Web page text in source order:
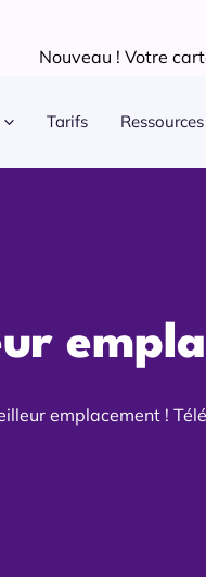
Nouveau ! Votre
Tarifs Ressources
emplacement !